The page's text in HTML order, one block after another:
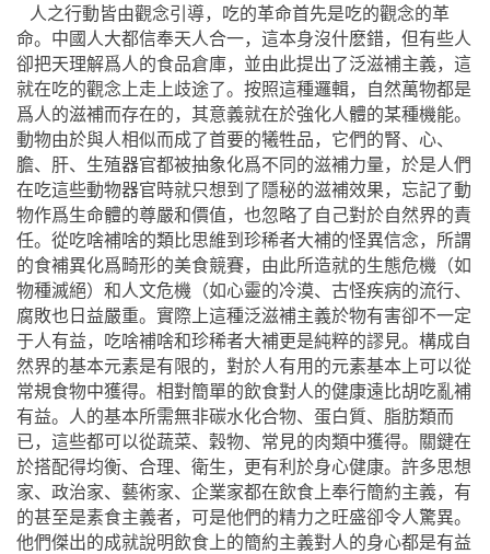
人之行動皆由觀念引導，吃的革命首先是吃的觀念的革
命。中國人大都信奉天人合一，這本身沒什麽錯，但有些人
卻把天理解爲人的食品倉庫，並由此提出了泛滋補主義，這
就在吃的觀念上走上歧途了。按照這種邏輯，自然萬物都是
爲人的滋補而存在的，其意義就在於強化人體的某種機能。
動物由於與人相似而成了首要的犧牲品，它們的腎、心、
膽、肝、生殖器官都被抽象化爲不同的滋補力量，於是人們
在吃這些動物器官時就只想到了隱秘的滋補效果，忘記了動
物作爲生命體的尊嚴和價值，也忽略了自己對於自然界的責
任。從吃啥補啥的類比思維到珍稀者大補的怪異信念，所謂
的食補異化爲畸形的美食競賽，由此所造就的生態危機（如
物種滅絕）和人文危機（如心靈的冷漠、古怪疾病的流行、
腐敗也日益嚴重。實際上這種泛滋補主義於物有害卻不一定
于人有益，吃啥補啥和珍稀者大補更是純粹的謬見。構成自
然界的基本元素是有限的，對於人有用的元素基本上可以從
常規食物中獲得。相對簡單的飲食對人的健康遠比胡吃亂補
有益。人的基本所需無非碳水化合物、蛋白質、脂肪類而
已，這些都可以從蔬菜、穀物、常見的肉類中獲得。關鍵在
於搭配得均衡、合理、衛生，更有利於身心健康。許多思想
家、政治家、藝術家、企業家都在飲食上奉行簡約主義，有
的甚至是素食主義者，可是他們的精力之旺盛卻令人驚異。
他們傑出的成就說明飲食上的簡約主義對人的身心都是有益